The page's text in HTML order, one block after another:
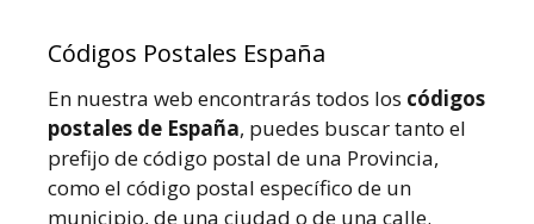
Códigos Postales España
En nuestra web encontrarás todos los códigos
postales de España, puedes buscar tanto el
prefijo de código postal de una Provincia,
como el código postal específico de un
municipio, de una ciudad o de una calle.